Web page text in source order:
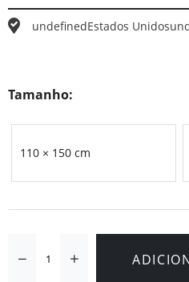
undefinedEstados Unidos
Tamanho:
110 × 150 cm